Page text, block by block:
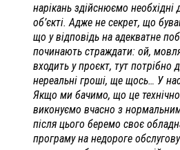
нарікань здійснюємо
об’єкті. Адже не секрет, що
що у відповідь на адекватне
починають страждати: ой,
входить у проєкт, тут потрібно
нереальні гроші, ще щось… У
Якщо ми бачимо, що це
виконуємо вчасно з
після цього беремо своє
програму на недороге